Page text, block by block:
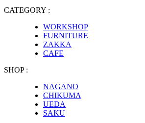
CATEGORY :
WORKSHOP
FURNITURE
ZAKKA
CAFE
SHOP :
NAGANO
CHIKUMA
UEDA
SAKU